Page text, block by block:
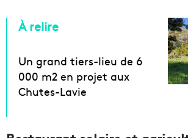
À relire
Un grand tiers-lieu de 6
000 m2 en projet aux
Chutes-Lavie